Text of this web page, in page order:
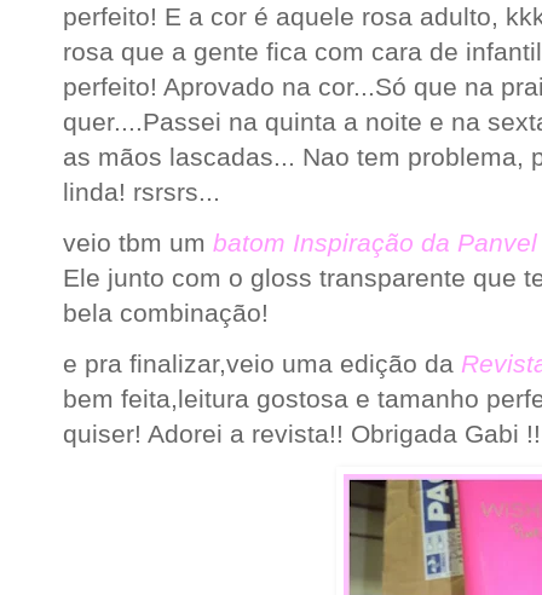
perfeito! E a cor é aquele rosa adulto,
rosa que a gente fica com cara de
perfeito! Aprovado na cor...Só que na
quer....Passei na quinta a noite e na
as mãos lascadas... Nao tem problema,
linda! rsrsrs...
veio tbm um batom Inspiração da
Ele junto com o gloss transparente que
bela combinação!
e pra finalizar,veio uma edição da
bem feita,leitura gostosa e tamanho
quiser! Adorei a revista!! Obrigada Gabi !!